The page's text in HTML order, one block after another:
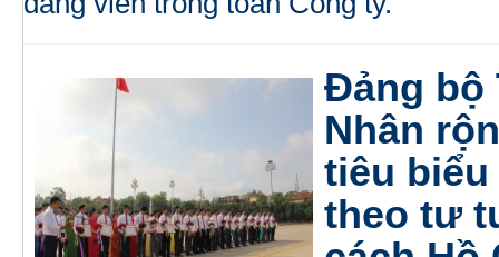
Đảng bộ
Nhân
tiêu
theo tư